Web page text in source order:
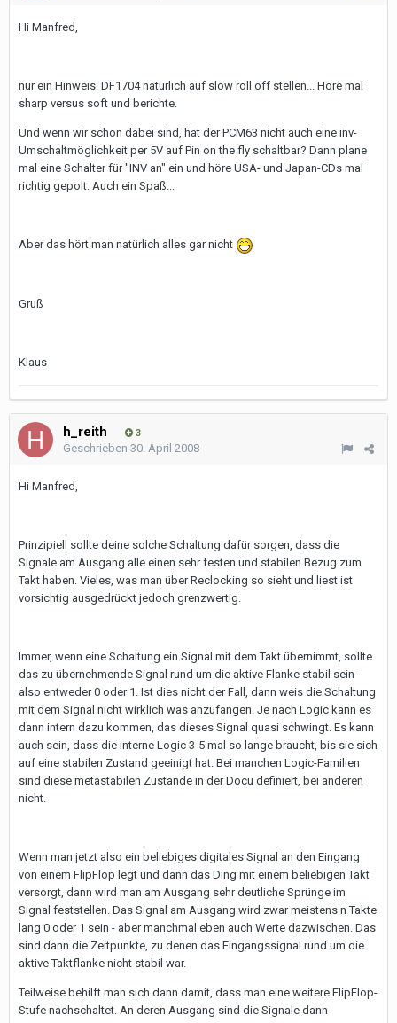
Hi Manfred,
nur ein Hinweis: DF1704 natürlich auf slow roll off stellen... Höre mal
sharp versus soft und berichte.
Und wenn wir schon dabei sind, hat der PCM63 nicht auch eine inv-
Umschaltmöglichkeit per 5V auf Pin on the fly schaltbar? Dann plane
mal eine Schalter für "INV an" ein und höre USA- und Japan-CDs mal
richtig gepolt. Auch ein Spaß...
Aber das hört man natürlich alles gar nicht
Gruß
Klaus
h_reith 3
Geschrieben 30. April 2008
Hi Manfred,
Prinzipiell sollte deine solche Schaltung dafür sorgen, dass die
Signale am Ausgang alle einen sehr festen und stabilen Bezug zum
Takt haben. Vieles, was man über Reclocking so sieht und liest ist
vorsichtig ausgedrückt jedoch grenzwertig.
Immer, wenn eine Schaltung ein Signal mit dem Takt übernimmt, sollte
das zu übernehmende Signal rund um die aktive Flanke stabil sein -
also entweder 0 oder 1. Ist dies nicht der Fall, dann weis die Schaltung
mit dem Signal nicht wirklich was anzufangen. Je nach Logic kann es
dann intern dazu kommen, das dieses Signal quasi schwingt. Es kann
auch sein, dass die interne Logic 3-5 mal so lange braucht, bis sie sich
auf eine stabilen Zustand geeinigt hat. Bei manchen Logic-Familien
sind diese metastabilen Zustände in der Docu definiert, bei anderen
nicht.
Wenn man jetzt also ein beliebiges digitales Signal an den Eingang
von einem FlipFlop legt und dann das Ding mit einem beliebigen Takt
versorgt, dann wird man am Ausgang sehr deutliche Sprünge im
Signal feststellen. Das Signal am Ausgang wird zwar meistens n Takte
lang 0 oder 1 sein - aber manchmal eben auch Werte dazwischen. Das
sind dann die Zeitpunkte, zu denen das Eingangssignal rund um die
aktive Taktflanke nicht stabil war.
Teilweise behilft man sich dann damit, dass man eine weitere FlipFlop-
Stufe nachschaltet. An deren Ausgang sind die Signale dann